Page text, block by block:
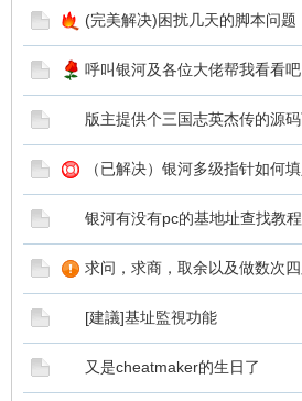
(完美解决)困扰几天的脚本问
呼叫银河及各位大佬帮我看看
版主提供个三国志英杰传的源
（已解决）银河多级指针如何
银河有没有pc的基地址查找教程
求问，求商，取余以及做数次
[建議]基址監視功能
又是cheatmaker的生日了